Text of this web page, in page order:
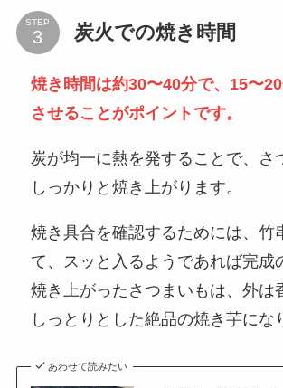
STEP 炭火での焼き時間
焼き時間は約30〜40分で、15〜
させることがポイントです。
炭が均一に熱を発することで、さ
しっかりと焼き上がります。
焼き具合を確認するためには、竹
て、スッと入るようであれば完成
焼き上がったさつまいもは、外は
しっとりとした絶品の焼き芋にな
あわせて読みたい